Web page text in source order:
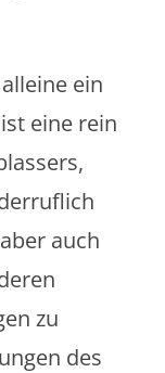
ein
eine rein
auch
zu
des